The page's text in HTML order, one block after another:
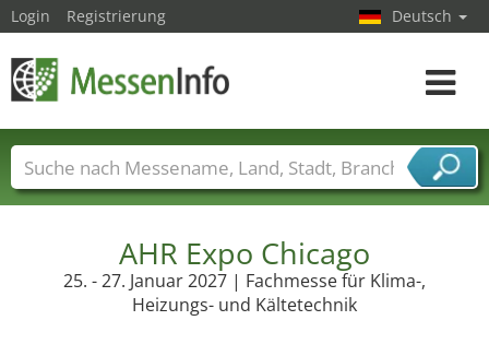
AHR Expo Chicago
25. - 27. Januar 2027 | Fachmesse für Klima-,
Heizungs- und Kältetechnik
Login Registrierung Deutsch
Toggle
Messenamen Länder Städte
Branchen